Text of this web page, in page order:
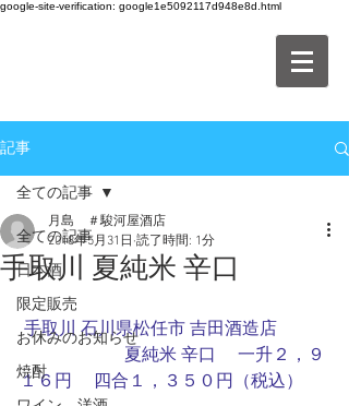
google-site-verification: google1e5092117d948e8d.html
記事
全ての記事
日本酒
限定販売
お休みのお知らせ
焼酎
全ての記事
手取川 夏純米 辛口
月島 ＃駿河屋酒店
2018年5月31日 読了時間: 1分
手取川 石川県松任市 吉田酒造店
夏純米 辛口 　一升２，９
１６円　 四合１，３５０円（税込）